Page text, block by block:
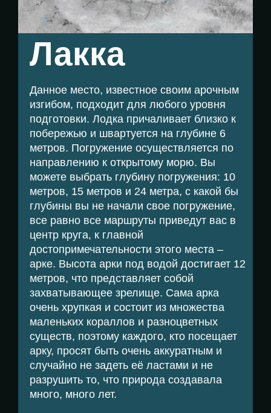
Лакка
Данное место, известное своим арочным
изгибом, подходит для любого уровня
подготовки. Лодка причаливает близко к
побережью и швартуется на глубине 6
метров. Погружение осуществляется по
направлению к открытому морю. Вы
можете выбрать глубину погружения: 10
метров, 15 метров и 24 метра, с какой бы
глубины вы не начали свое погружение,
все равно все маршруты приведут вас в
центр круга, к главной
достопримечательности этого места –
арке. Высота арки под водой достигает 12
метров, что представляет собой
захватывающее зрелище. Сама арка
очень хрупкая и состоит из множества
маленьких кораллов и разноцветных
существ, поэтому каждого, кто посещает
арку, просят быть очень аккуратным и
случайно не задеть её ластами и не
разрушить то, что природа создавала
много, много лет.